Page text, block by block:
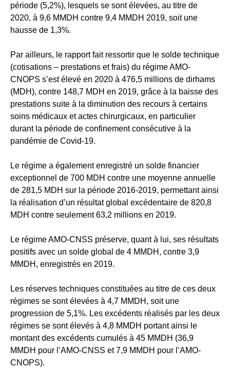
période (5,2%), lesquels se sont élevées, au titre de
2020, à 9,6 MMDH contre 9,4 MMDH 2019, soit une
hausse de 1,3%.
Par ailleurs, le rapport fait ressortir que le solde technique
(cotisations – prestations et frais) du régime AMO-
CNOPS s’est élevé en 2020 à 476,5 millions de dirhams
(MDH), contre 148,7 MDH en 2019, grâce à la baisse des
prestations suite à la diminution des recours à certains
soins médicaux et actes chirurgicaux, en particulier
durant la période de confinement consécutive à la
pandémie de Covid-19.
Le régime a également enregistré un solde financier
exceptionnel de 700 MDH contre une moyenne annuelle
de 281,5 MDH sur la période 2016-2019, permettant ainsi
la réalisation d’un résultat global excédentaire de 820,8
MDH contre seulement 63,2 millions en 2019.
Le régime AMO-CNSS préserve, quant à lui, ses résultats
positifs avec un solde global de 4 MMDH, contre 3,9
MMDH, enregistrés en 2019.
Les réserves techniques constituées au titre de ces deux
régimes se sont élevées à 4,7 MMDH, soit une
progression de 5,1%. Les excédents réalisés par les deux
régimes se sont élevés à 4,8 MMDH portant ainsi le
montant des excédents cumulés à 45 MMDH (36,9
MMDH pour l’AMO-CNSS et 7,9 MMDH pour l’AMO-
CNOPS).